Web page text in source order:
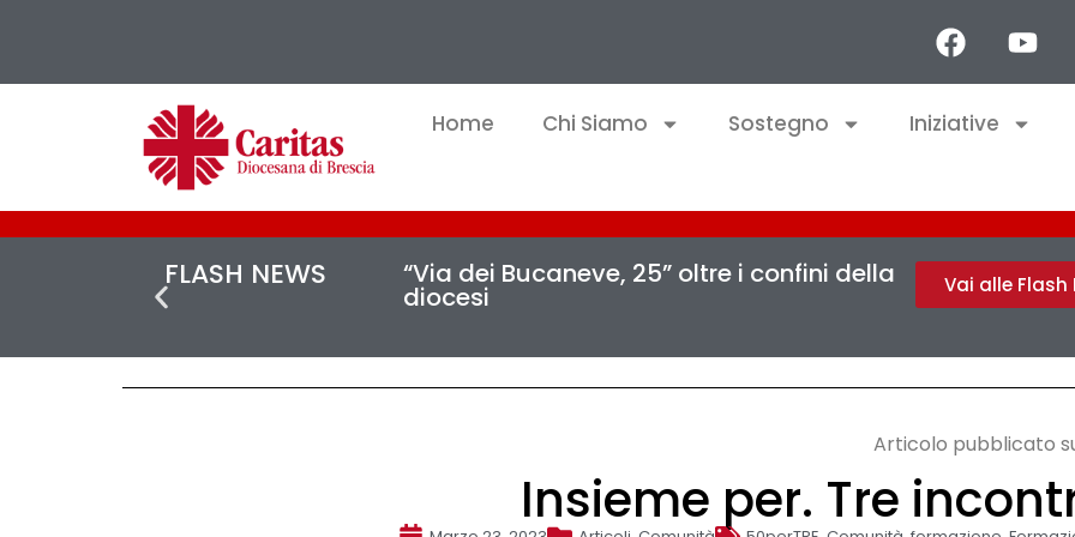
Home Chi Siamo Sostegno Iniziative
FLASH NEWS “Via dei Bucaneve, 25” oltre i confini della
diocesi Vai alle Flash
Articolo pubblicato
Insieme per. Tre